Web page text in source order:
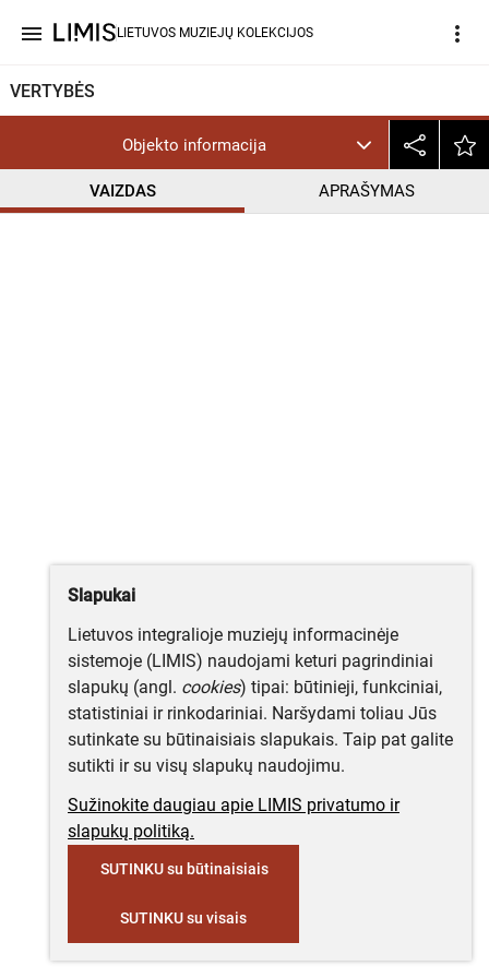
menu LIETUVOS MUZIEJŲ KOLEKCIJOS more_vert
VERTYBĖS
Objekto informacija
VAIZDAS APRAŠYMAS
CC BY help_outline
Slapukai
Lietuvos integralioje muziejų informacinėje
sistemoje (LIMIS) naudojami keturi pagrindiniai
slapukų (angl. cookies) tipai: būtinieji, funkciniai,
statistiniai ir rinkodariniai. Naršydami toliau Jūs
sutinkate su būtinaisiais slapukais. Taip pat galite
sutikti ir su visų slapukų naudojimu.
Sužinokite daugiau apie LIMIS privatumo ir
slapukų politiką.
SUTINKU su būtinaisiais
SUTINKU su visais